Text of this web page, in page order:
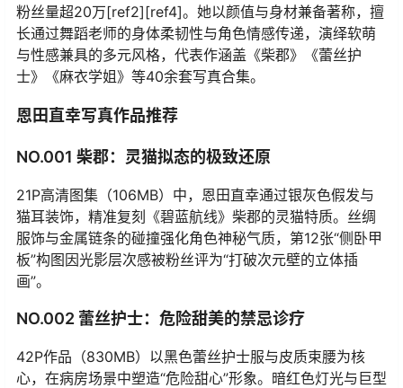
粉丝量超20万[ref2][ref4]。她以颜值与身材兼备著称，擅
长通过舞蹈老师的身体柔韧性与角色情感传递，演绎软萌
与性感兼具的多元风格，代表作涵盖《柴郡》《蕾丝护
士》《麻衣学姐》等40余套写真合集。
恩田直幸写真作品推荐
NO.001 柴郡：灵猫拟态的极致还原
21P高清图集（106MB）中，恩田直幸通过银灰色假发与
猫耳装饰，精准复刻《碧蓝航线》柴郡的灵猫特质。丝绸
服饰与金属链条的碰撞强化角色神秘气质，第12张“侧卧甲
板”构图因光影层次感被粉丝评为“打破次元壁的立体插
画”。
NO.002 蕾丝护士：危险甜美的禁忌诊疗
42P作品（830MB）以黑色蕾丝护士服与皮质束腰为核
心，在病房场景中塑造“危险甜心”形象。暗红色灯光与巨型